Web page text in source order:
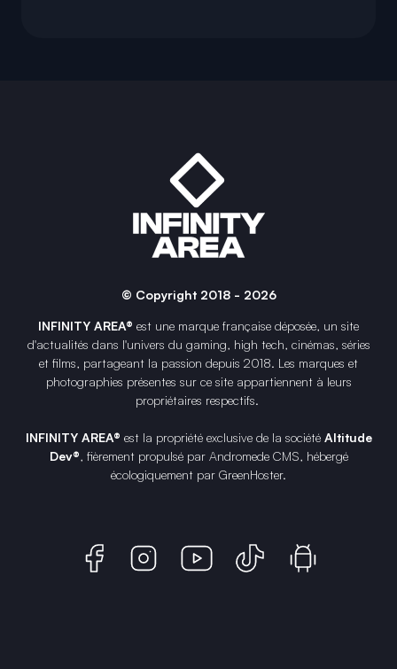
© Copyright 2018 - 2026
INFINITY AREA® est une marque française déposée, un site
d'actualités dans l'univers du gaming, high tech, cinémas, séries
et films, partageant la passion depuis 2018. Les marques et
photographies présentes sur ce site appartiennent à leurs
propriétaires respectifs.
INFINITY AREA® est la propriété exclusive de la société Altitude
Dev®, fièrement propulsé par Andromede CMS, hébergé
écologiquement par GreenHoster.